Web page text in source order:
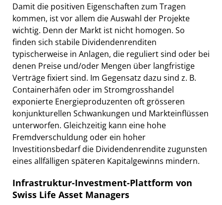
Damit die positiven Eigenschaften zum Tragen
kommen, ist vor allem die Auswahl der Projekte
wichtig. Denn der Markt ist nicht homogen. So
finden sich stabile Dividendenrenditen
typischerweise in Anlagen, die reguliert sind oder bei
denen Preise und/oder Mengen über langfristige
Verträge fixiert sind. Im Gegensatz dazu sind z. B.
Containerhäfen oder im Stromgrosshandel
exponierte Energieproduzenten oft grösseren
konjunkturellen Schwankungen und Markteinflüssen
unterworfen. Gleichzeitig kann eine hohe
Fremdverschuldung oder ein hoher
Investitionsbedarf die Dividendenrendite zugunsten
eines allfälligen späteren Kapitalgewinns mindern.
Infrastruktur-Investment-Plattform von
Swiss Life Asset Managers